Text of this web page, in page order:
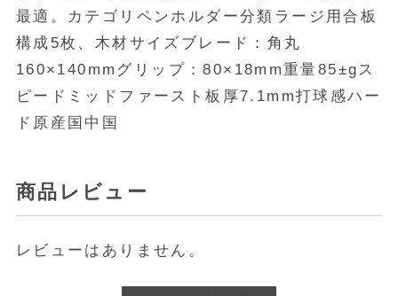
最適。カテゴリペンホルダー分類ラージ用合板
構成5枚、木材サイズブレード：角丸
160×140mmグリップ：80×18mm重量85±gス
ピードミッドファースト板厚7.1mm打球感ハー
ド原産国中国
商品レビュー
レビューはありません。